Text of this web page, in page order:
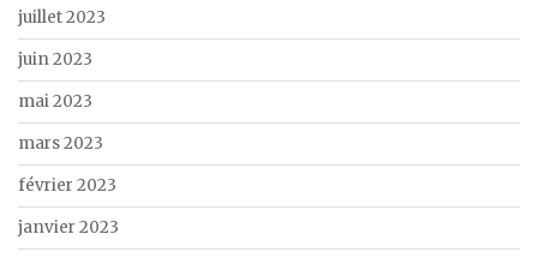
juillet 2023
juin 2023
mai 2023
mars 2023
février 2023
janvier 2023